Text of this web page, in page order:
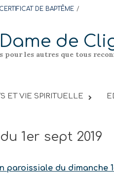
DE BAPTÊME
de
pour les autres que tous
ET VIE SPIRITUELLE
1er sept 2019
paroissiale du dimanche